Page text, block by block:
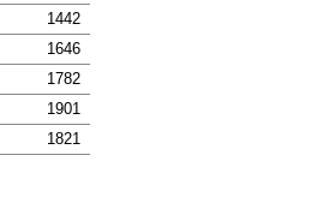
1442
1646
1782
1901
1821